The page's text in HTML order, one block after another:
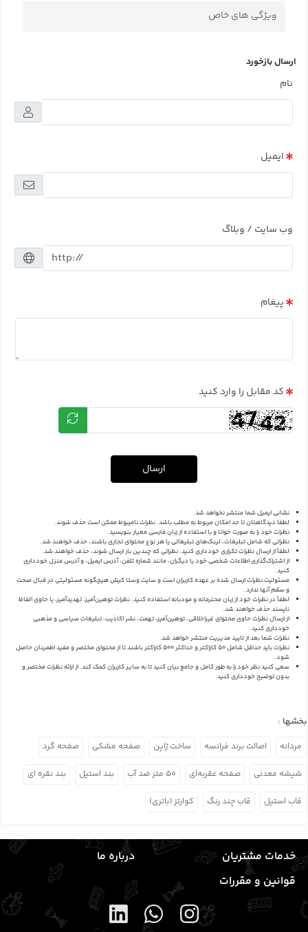
ویژگی های خاص
ارسال بازخورد
نام
ایمیل
وب سایت / وبلاگ
پیغام
کد مقابل را وارد کنید
ارسال
نشانی ایمیل شما منتشر نخواهد شد.
لطفا دیدگاهتان تا حد امکان مربوط به مطلب باشد. نظرات نامربوط ممکن است حذف شوند.
نظرات خود را به صورت خوانا و با استفاده از زبان فارسی معیار بنویسید.
نظراتی که شامل تبلیغات، لینک‌های تبلیغاتی یا هر نوع محتوای تجاری باشند، حذف خواهند شد.
لطفاً از ارسال نظرات تکراری خودداری کنید. نظراتی که چندین بار ارسال شوند، حذف خواهند شد.
از اشتراک‌گذاری اطلاعات شخصی خود یا دیگران، مانند شماره تلفن، آدرس ایمیل، و آدرس منزل خودداری
کنید.
مسئولیت نظرات ارسال شده بر عهده کاربران است و سایت وستا کیش هیچگونه مسئولیتی در قبال صحت
و سقم آنها ندارد.
لطفاً در نظرات خود از زبان محترمانه و مودبانه استفاده کنید. نظرات توهین‌آمیز، تهدیدآمیز، یا حاوی الفاظ
ناپسند حذف خواهند شد.
از ارسال نظرات حاوی محتوای غیراخلاقی، توهین‌آمیز، تهمت، نشر اکاذیب، تبلیغات سیاسی و مذهبی
خودداری کنید.
نظرات شما بعد از تایید مدیریت منتشر خواهد شد.
نظرات باید حداقل شامل 50 کاراکتر و حداکثر 500 کاراکتر باشند تا از محتوای مختصر و مفید اطمینان حاصل
شود.
سعی کنید نظر خود را به طور کامل و جامع بیان کنید تا به سایر کاربران کمک کند.از ارائه نظرات مختصر و
بدون توضیح خودداری کنید.
بخشها :
مردانه اصالت برند فرانسه ساخت ژاپن صفحه مشکی صفحه گرد
شیشه معدنی صفحه عقربه‌ای ۵۰ متر ضد آب بند استیل بند نقره ای
قاب استیل قاب چند رنگ کوارتز (باتری)
خدمات مشتریان
درباره ما
قوانین و مقررات